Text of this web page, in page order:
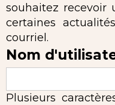
souhaitez recevoir
certaines
courriel.
Nom
Plusieurs